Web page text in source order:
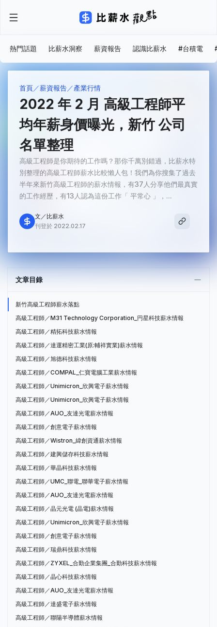
熱門話題 比薪水洞察 薪資報告 認識比薪水 #台積電
首頁 薪資報告 產業行情
2022 年 2 月 高級工程師平
均年薪身價曝光，新竹 公司
名單整理
高級工程師是你期待的工作嗎？那你千萬別錯過，比薪水特
別整理的高級工程師薪水比較懶人包！我們為你搜集了過去
半年來新竹高級工程師的薪水情報，有37人分享他們最真實
的工作經歷，有13人認為這份工作「 平常心 」，...
文／比薪水
刊登於 2022.02.17
文章目錄
新竹高級工程師薪水落點
高級工程師／M31 Technology Corporation_円星科技薪水情報
高級工程師／精拓科技薪水情報
高級工程師／達運精密工業(原:輔祥實業)薪水情報
高級工程師／旭德科技薪水情報
高級工程師／COMPAL_仁寶電腦工業薪水情報
高級工程師／Unimicron_欣興電子薪水情報
高級工程師／Unimicron_欣興電子薪水情報
高級工程師／AUO_友達光電薪水情報
高級工程師／創意電子薪水情報
高級工程師／Wistron_緯創資通薪水情報
高級工程師／建興儲存科技薪水情報
高級工程師／華晶科技薪水情報
高級工程師／UMC_聯電_聯華電子薪水情報
高級工程師／AUO_友達光電薪水情報
高級工程師／晶元光電 (晶電)薪水情報
高級工程師／Unimicron_欣興電子薪水情報
高級工程師／創意電子薪水情報
高級工程師／瑞鼎科技薪水情報
高級工程師／ZYXEL_合勤企業集團_合勤科技薪水情報
高級工程師／晶心科技薪水情報
高級工程師／AUO_友達光電薪水情報
高級工程師／達盛電子薪水情報
高級工程師／聯陽半導體薪水情報